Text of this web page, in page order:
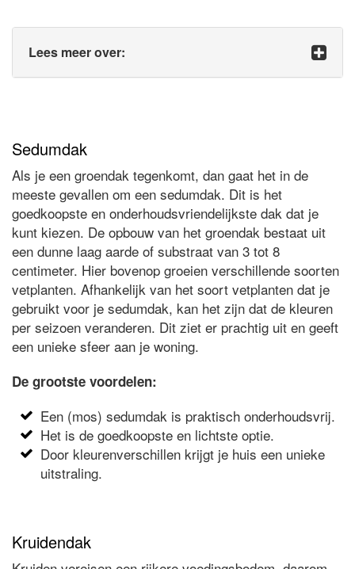
Lees meer over:
Sedumdak
Als je een groendak tegenkomt, dan gaat het in de
meeste gevallen om een sedumdak. Dit is het
goedkoopste en onderhoudsvriendelijkste dak dat je
kunt kiezen. De opbouw van het groendak bestaat uit
een dunne laag aarde of substraat van 3 tot 8
centimeter. Hier bovenop groeien verschillende soorten
vetplanten. Afhankelijk van het soort vetplanten dat je
gebruikt voor je sedumdak, kan het zijn dat de kleuren
per seizoen veranderen. Dit ziet er prachtig uit en geeft
een unieke sfeer aan je woning.
De grootste voordelen:
Een (mos) sedumdak is praktisch onderhoudsvrij.
Het is de goedkoopste en lichtste optie.
Door kleurenverschillen krijgt je huis een unieke
uitstraling.
Kruidendak